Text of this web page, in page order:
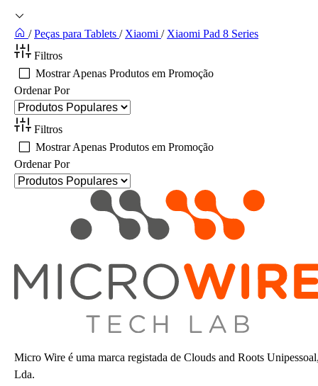
/ Peças para Tablets / Xiaomi / Xiaomi Pad 8 Series
Filtros
Mostrar Apenas Produtos em Promoção
Ordenar Por
Filtros
Mostrar Apenas Produtos em Promoção
Ordenar Por
Micro Wire é uma marca registada de Clouds and Roots
Lda.